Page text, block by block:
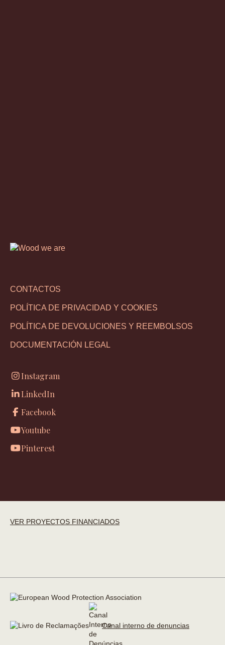
CONTACTOS
POLÍTICA DE PRIVACIDAD Y COOKIES
POLÍTICA DE DEVOLUCIONES Y REEMBOLSOS
DOCUMENTACIÓN LEGAL
Instagram
LinkedIn
Facebook
Youtube
Pinterest
VER PROYECTOS FINANCIADOS
Canal interno de denuncias